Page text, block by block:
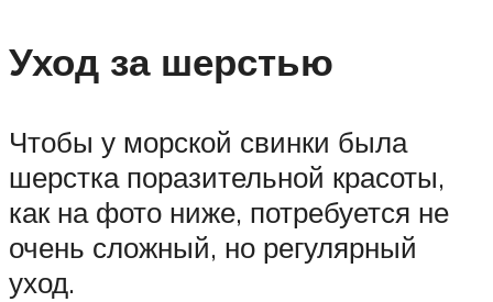
Уход за шерстью
Чтобы у морской свинки была
шерстка поразительной красоты,
как на фото ниже, потребуется не
очень сложный, но регулярный
уход.